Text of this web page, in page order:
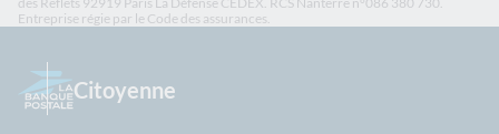
Entreprise régie par le Code des assurances.
Citoyenne